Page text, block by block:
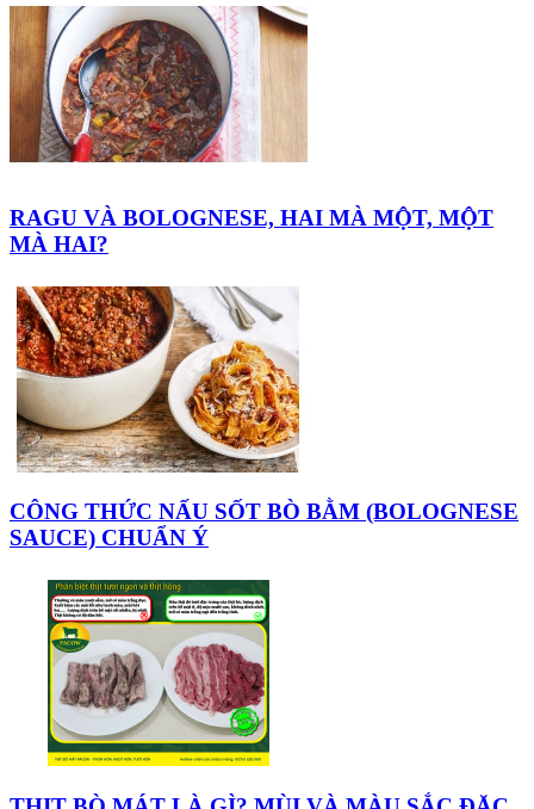
RAGU VÀ BOLOGNESE, HAI MÀ MỘT, MỘT
MÀ HAI?
CÔNG THỨC NẤU SỐT BÒ BẰM (BOLOGNESE
SAUCE) CHUẨN Ý